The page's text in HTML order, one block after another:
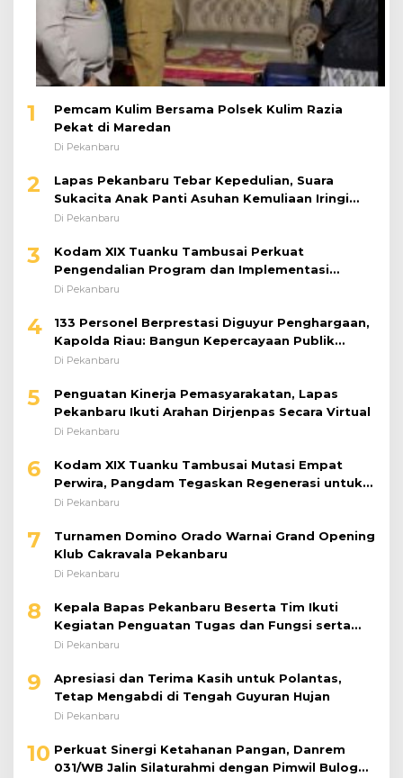
1
Pemcam Kulim Bersama Polsek Kulim Razia
Pekat di Maredan
Di Pekanbaru
2
Lapas Pekanbaru Tebar Kepedulian, Suara
Sukacita Anak Panti Asuhan Kemuliaan Iringi
Bantuan Sosial
Di Pekanbaru
3
Kodam XIX Tuanku Tambusai Perkuat
Pengendalian Program dan Implementasi
Doktrin TNI AD
Di Pekanbaru
4
133 Personel Berprestasi Diguyur Penghargaan,
Kapolda Riau: Bangun Kepercayaan Publik
dengan Karya Nyata
Di Pekanbaru
5
Penguatan Kinerja Pemasyarakatan, Lapas
Pekanbaru Ikuti Arahan Dirjenpas Secara Virtual
Di Pekanbaru
6
Kodam XIX Tuanku Tambusai Mutasi Empat
Perwira, Pangdam Tegaskan Regenerasi untuk
Perkuat Kinerja Satuan
Di Pekanbaru
7
Turnamen Domino Orado Warnai Grand Opening
Klub Cakravala Pekanbaru
Di Pekanbaru
8
Kepala Bapas Pekanbaru Beserta Tim Ikuti
Kegiatan Penguatan Tugas dan Fungsi serta
Paparan Penempatan WBP ke Lapas Terbuka
Di Pekanbaru
9
Apresiasi dan Terima Kasih untuk Polantas,
Tetap Mengabdi di Tengah Guyuran Hujan
Di Pekanbaru
10 Perkuat Sinergi Ketahanan Pangan, Danrem
031/WB Jalin Silaturahmi dengan Pimwil Bulog